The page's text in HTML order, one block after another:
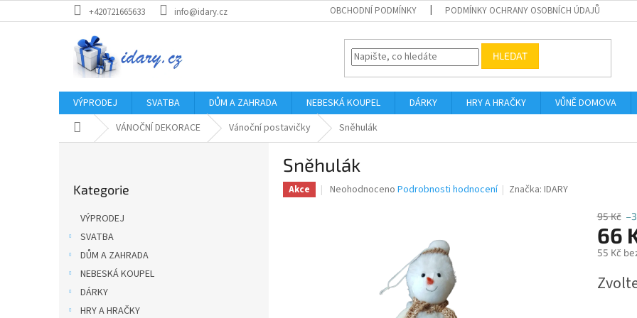
na
+420721665633 info@idary.cz OBCHODNÍ PODMÍNKY PODMÍNKY OCHRANY OSOBNÍCH ÚDAJŮ
HLEDAT
VÝPRODEJ SVATBA DŮM A ZAHRADA NEBESKÁ KOUPEL DÁRKY HRY A HRAČKY VŮNĚ DOMOVA
Domů VÁNOČNÍ DEKORACE Vánoční postavičky Sněhulák
kategorie
Kategorie
VÝPRODEJ
SVATBA
DŮM A ZAHRADA
NEBESKÁ KOUPEL
DÁRKY
HRY A HRAČKY
Sněhulák
Akce
Průměrné
Neohodnoceno Podrobnosti hodnocení Značka:IDARY
95 Kč
66
55 Kč
cena: